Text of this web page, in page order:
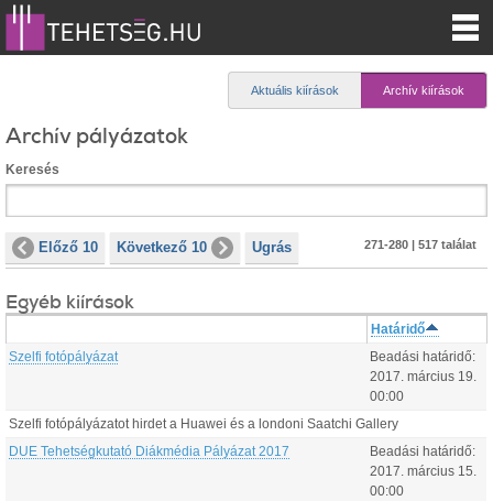
Aktuális kiírások Archív kiírások
Archív pályázatok
Keresés
Előző 10 Következő 10 Ugrás 271-280 | 517 találat
Egyéb kiírások
Határidő
Szelfi fotópályázat
Beadási határidő:
2017. március 19
00:00
Szelfi fotópályázatot hirdet a Huawei és a londoni Saatchi Gallery
DUE Tehetségkutató Diákmédia Pályázat 2017
Beadási határidő:
2017. március 15
00:00